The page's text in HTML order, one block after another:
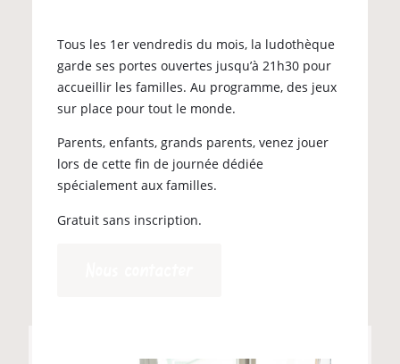
Tous les 1er vendredis du mois, la ludothèque
garde ses portes ouvertes jusqu’à 21h30 pour
accueillir les familles. Au programme, des jeux
sur place pour tout le monde.
Parents, enfants, grands parents, venez jouer
lors de cette fin de journée dédiée
spécialement aux familles.
Gratuit sans inscription.